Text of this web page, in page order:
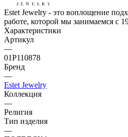
Estet Jewelry - это воплощение
работе, которой мы занимаемся с
Характеристики
Артикул
—
01Р110878
Бренд
—
Estet Jewelry
Коллекция
—
Религия
Тип изделия
—